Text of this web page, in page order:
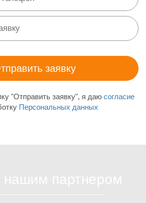
"Отправить заявку", я даю согласие
Персональных данных